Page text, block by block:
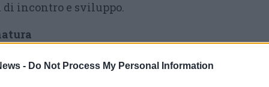
- Do Not Process My Personal Information
di incontro e sviluppo.
elementi principali: musica elettronica,
in campeggio.